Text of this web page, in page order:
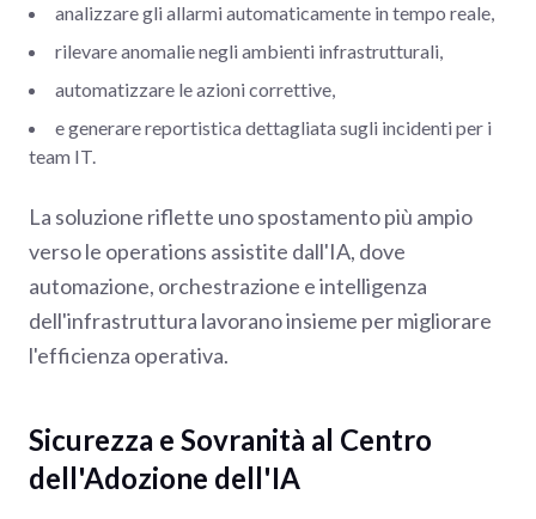
analizzare gli allarmi automaticamente in tempo reale,
rilevare anomalie negli ambienti infrastrutturali,
automatizzare le azioni correttive,
e generare reportistica dettagliata sugli incidenti per i
team IT.
La soluzione riflette uno spostamento più ampio
verso le operations assistite dall'IA, dove
automazione, orchestrazione e intelligenza
dell'infrastruttura lavorano insieme per migliorare
l'efficienza operativa.
Sicurezza e Sovranità al Centro
dell'Adozione dell'IA